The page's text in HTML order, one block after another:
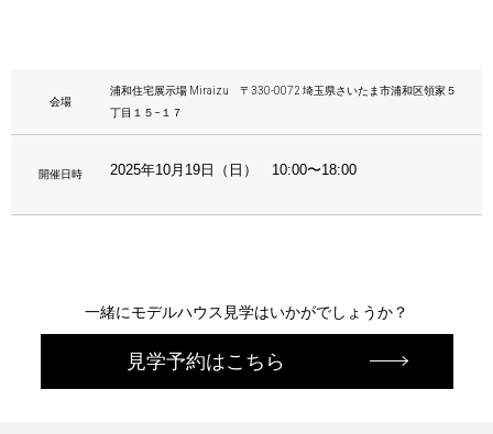
会場
浦和住宅展示場 Miraizu 〒330-0072 埼玉県さいたま市浦和区領家５
丁目１５−１７
開催日時 2025年10月19日（日） 10:00〜18:00
一緒にモデルハウス見学はいかがでしょうか？
見学予約はこちら